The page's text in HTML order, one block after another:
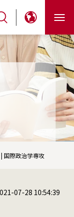
国際政治学専攻
07-28 10:54:39